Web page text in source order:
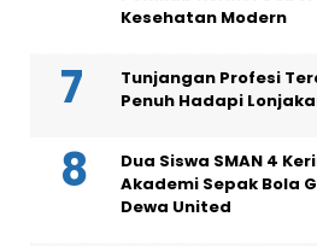
Kesehatan Modern
Tunjangan Profesi
Penuh Hadapi
Dua Siswa SMAN 4
Akademi Sepak Bola
Dewa United